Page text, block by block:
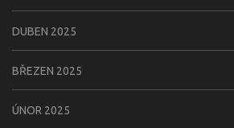
DUBEN 2025
BŘEZEN 2025
ÚNOR 2025